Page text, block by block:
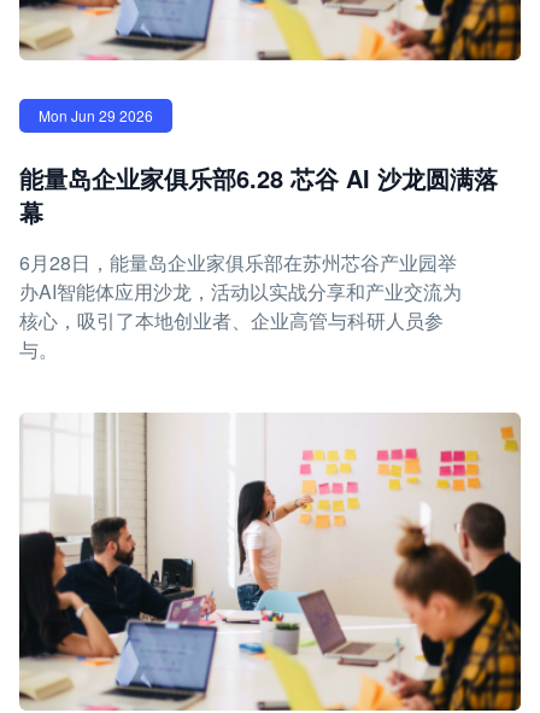
Mon Jun 29 2026
能量岛企业家俱乐部6.28 芯谷 AI 沙龙圆满落
幕
6月28日，能量岛企业家俱乐部在苏州芯谷产业园举
办AI智能体应用沙龙，活动以实战分享和产业交流为
核心，吸引了本地创业者、企业高管与科研人员参
与。